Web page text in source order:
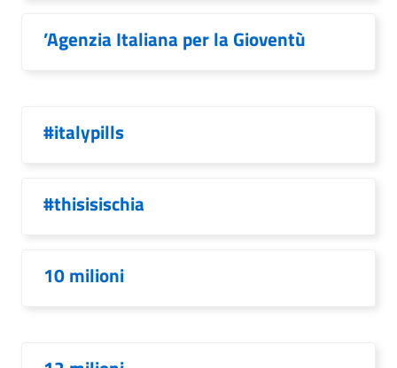
’Agenzia Italiana per la Gioventù
#italypills
#thisisischia
10 milioni